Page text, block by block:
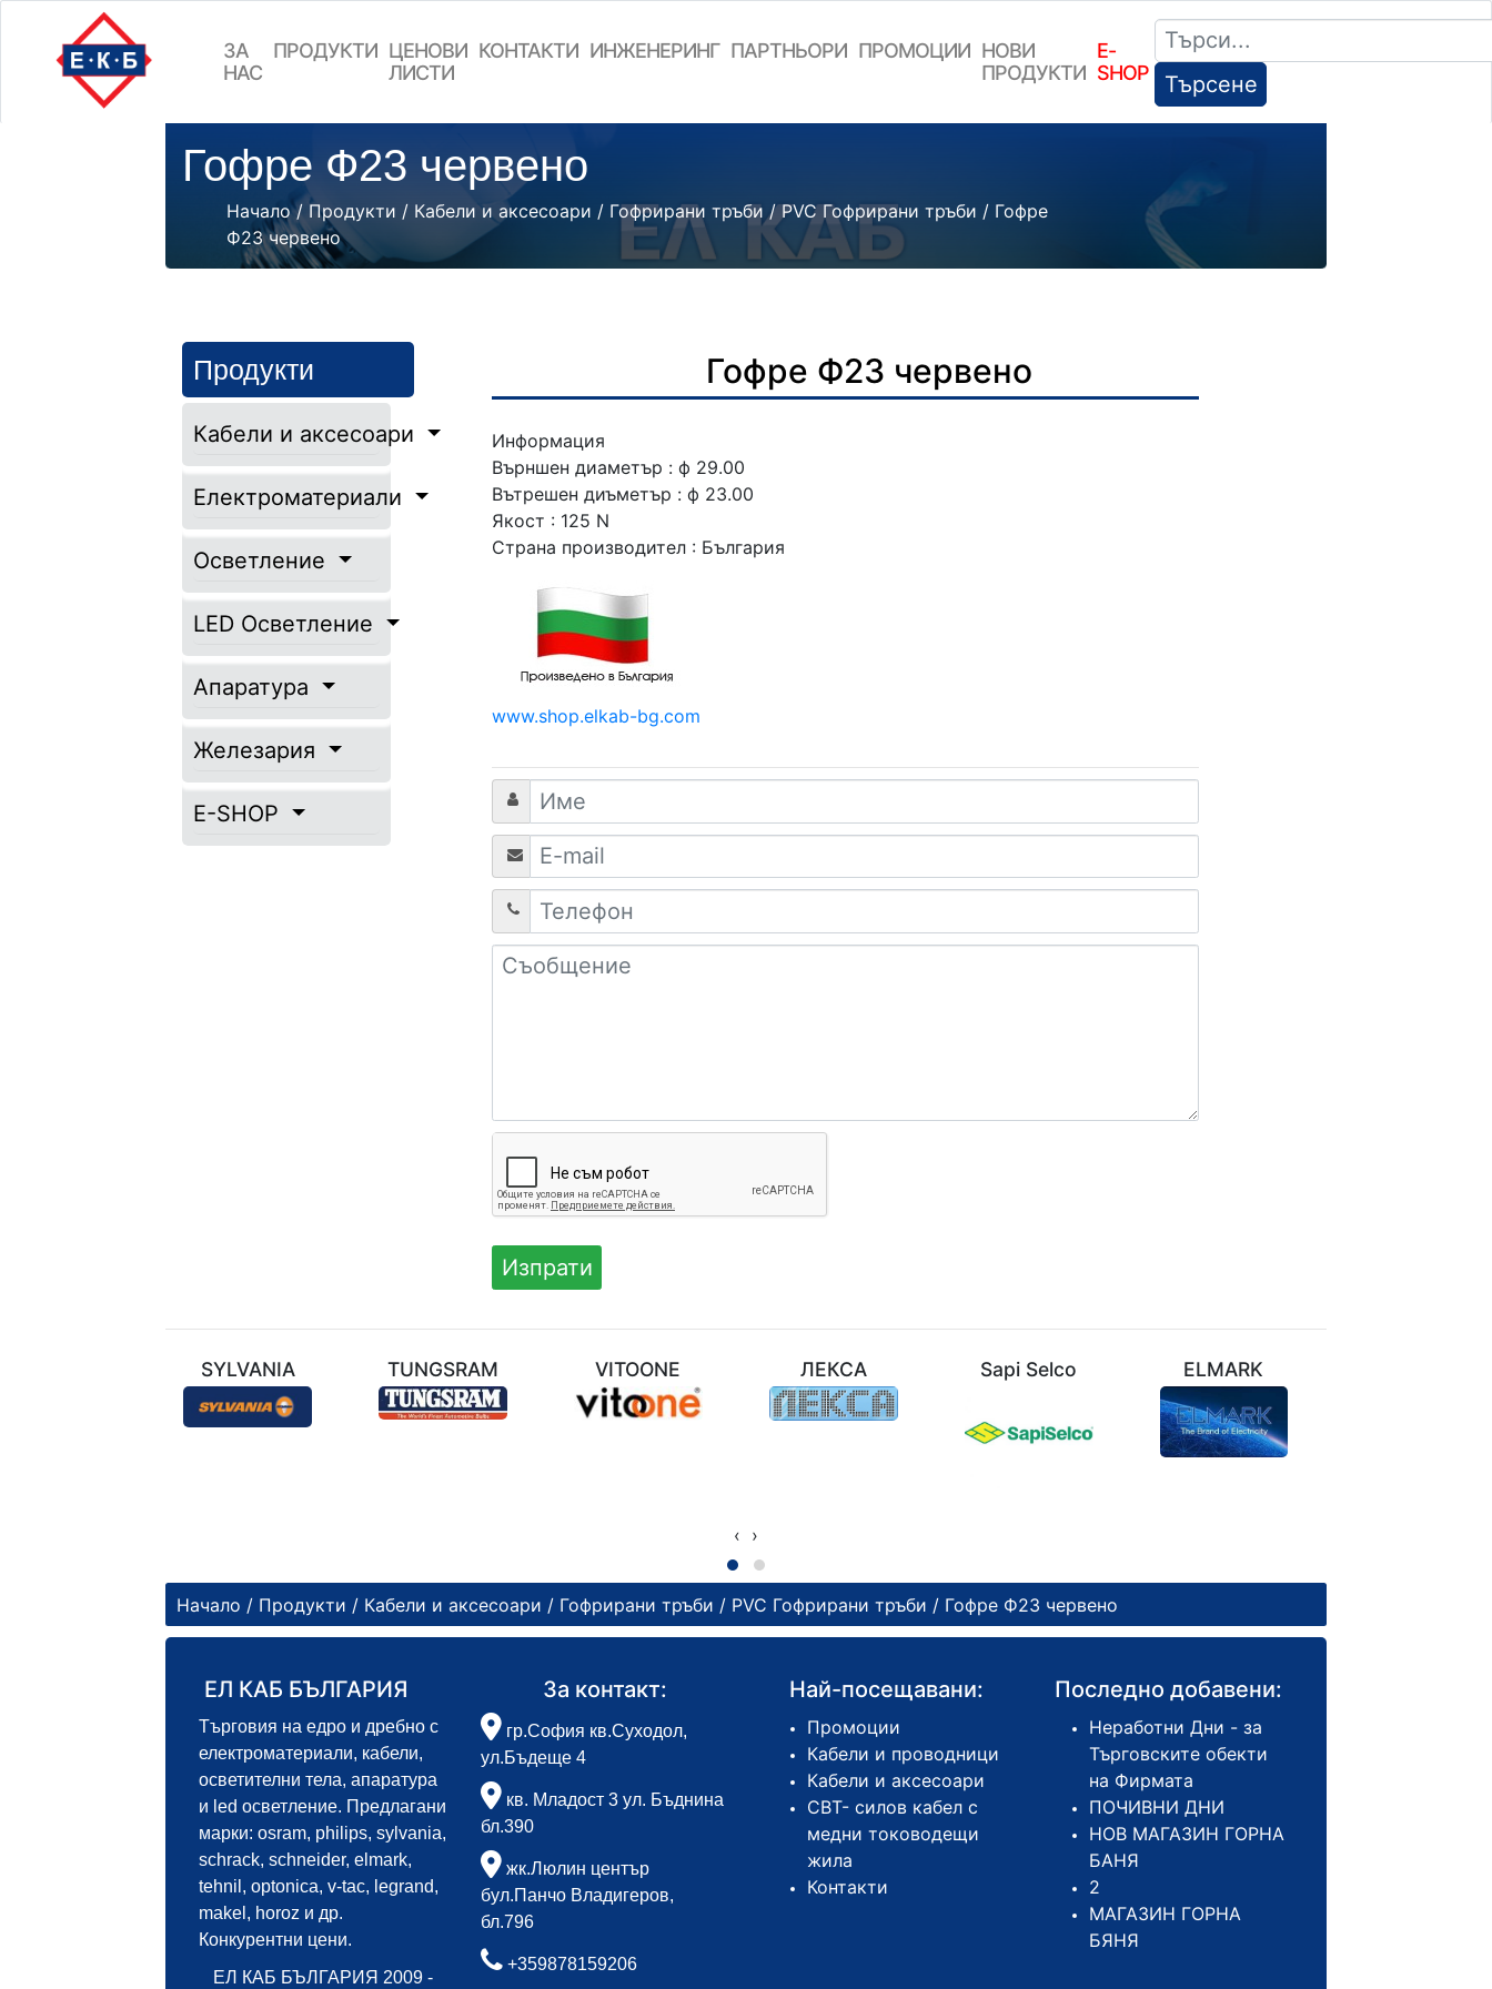
ЗА
НАС
ПРОДУКТИ ЦEНОВИ
ЛИСТИ
КОНТАКТИ ИНЖЕНЕРИНГ ПАРТНЬОРИ ПРОМОЦИИ НОВИ
ПРОДУКТИ
E-
SHOP
Търсене
Гофре Ф23 червено
Начало/ Продукти / Кабели и аксесоари / Гофрирани тръби /PVC Гофрирани тръби / Гофре
Ф23 червено
Продукти
Кабели и аксесоари
Електроматериали
Осветление
LED Осветление
Апаратура
Железария
E-SHOP
Гофре Ф23 червено
Информация
Върншен диаметър : ф 29.00
Вътрешен диъметър : ф 23.00
Якост : 125 N
Страна производител : България
www.shop.elkab-bg.com
SYLVANIA TUNGSRAM VITOONE ЛЕКСА Sapi Selco ELMARK
‹ ›
Начало / Продукти / Кабели и аксесоари / Гофрирани тръби / PVC Гофрирани тръби / Гофре Ф23 червено
ЕЛ КАБ БЪЛГАРИЯ
Търговия на едро и дребно с
електроматериали, кабели,
осветителни тела, апаратура
и led осветление. Предлагани
марки: osram, philips, sylvania,
schrack, schneider, elmark,
tehnil, optonica, v-tac, legrand,
makel, horoz и др.
Конкурентни цени.
ЕЛ КАБ БЪЛГАРИЯ 2009 -
За контакт:
гр.София кв.Суходол,
ул.Бъдеще 4
кв. Младост 3 ул. Бъднина
бл.390
жк.Люлин център
бул.Панчо Владигеров,
бл.796
+359878159206
Най-посещавани:
Промоции
Кабели и проводници
Кабели и аксесоари
СВТ- силов кабел с
медни тоководещи
жила
Контакти
Последно добавени:
Неработни Дни - за
Търговските обекти
на Фирмата
ПОЧИВНИ ДНИ
НОВ МАГАЗИН ГОРНА
БАНЯ
2
МАГАЗИН ГОРНА
БЯНЯ